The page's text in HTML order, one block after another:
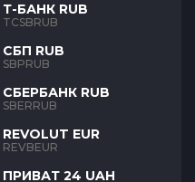
Т-БАНК RUB
TCSBRUB
СБП RUB
SBPRUB
СБЕРБАНК RUB
SBERRUB
REVOLUT EUR
REVBEUR
ПРИВАТ 24 UAH